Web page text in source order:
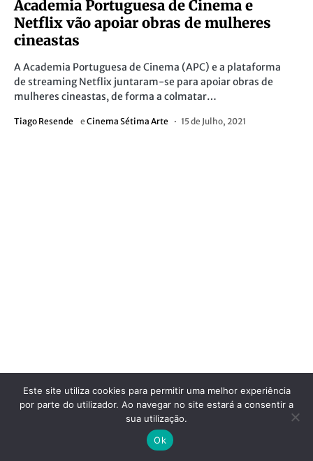
Academia Portuguesa de Cinema e
Netflix vão apoiar obras de mulheres
cineastas
A Academia Portuguesa de Cinema (APC) e a plataforma
de streaming Netflix juntaram-se para apoiar obras de
mulheres cineastas, de forma a colmatar…
Tiago Resende e Cinema Sétima Arte 15 de Julho, 2021
Este site utiliza cookies para permitir uma melhor experiência
por parte do utilizador. Ao navegar no site estará a consentir a
sua utilização.
Ok